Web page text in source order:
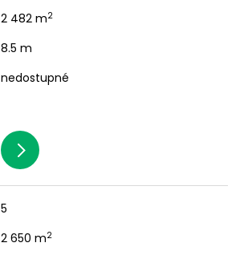
2 482 m2
8.5 m
nedostupné
5
2 650 m2